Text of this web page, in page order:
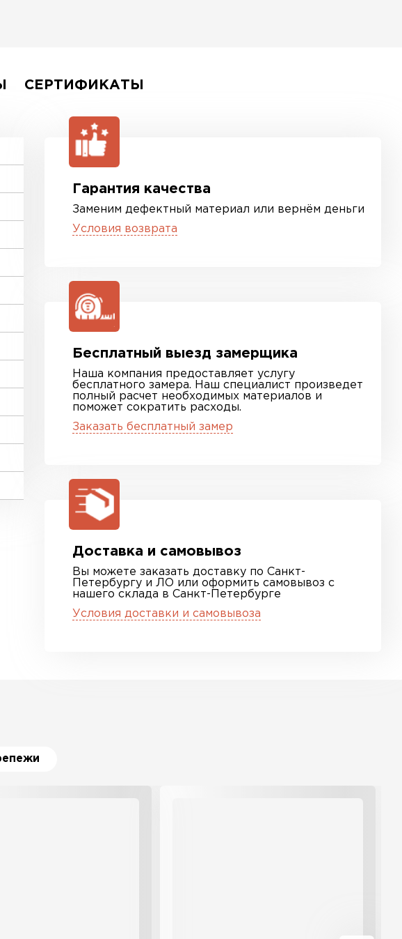
СЕРТИФИКАТЫ
Гарантия качества
Заменим дефектный материал или вернём деньги
Условия возврата
Бесплатный выезд замерщика
Наша компания предоставляет услугу
бесплатного замера. Наш специалист произведет
полный расчет необходимых материалов и
поможет сократить расходы.
Заказать бесплатный замер
Доставка и самовывоз
Вы можете заказать доставку по Санкт-
Петербургу и ЛО или оформить самовывоз с
нашего склада в Санкт-Петербурге
Условия доставки и самовывоза